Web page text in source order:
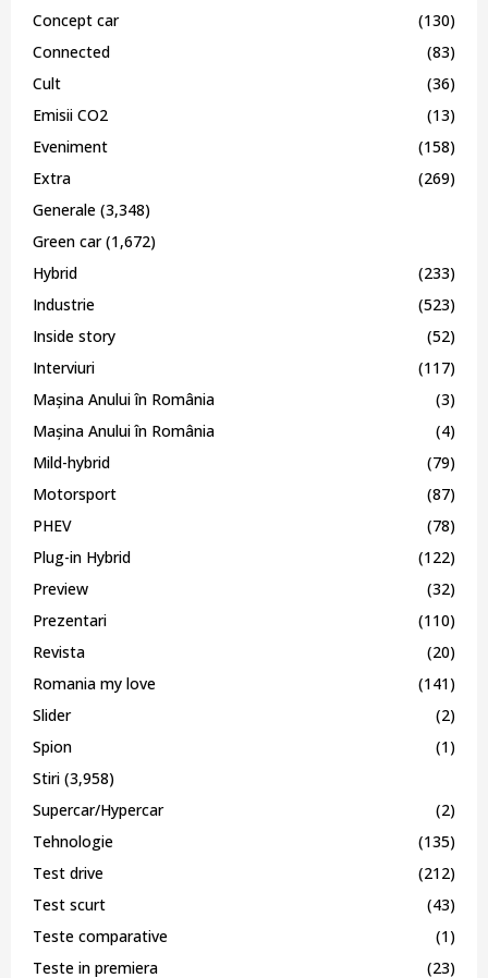
Concept car
(130)
Connected
(83)
Cult
(36)
Emisii CO2
(13)
Eveniment
(158)
Extra
(269)
Generale (3,348)
Green car(1,672)
Hybrid
(233)
Industrie
(523)
Inside story
(52)
Interviuri
(117)
Mașina Anului în România
(3)
Mașina Anului în România
(4)
Mild-hybrid
(79)
Motorsport
(87)
PHEV
(78)
Plug-in Hybrid
(122)
Preview
(32)
Prezentari
(110)
Revista
(20)
Romania my love
(141)
Slider
(2)
Spion
(1)
Stiri (3,958)
Supercar/Hypercar
(2)
Tehnologie
(135)
Test drive
(212)
Test scurt
(43)
Teste comparative
(1)
Teste in premiera
(23)